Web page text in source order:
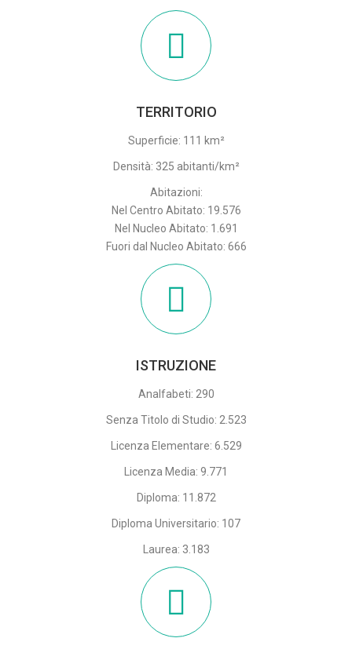
TERRITORIO
Superficie: 111 km²
Densità: 325 abitanti/km²
Abitazioni:
Nel Centro Abitato: 19.576
Nel Nucleo Abitato: 1.691
Fuori dal Nucleo Abitato: 666
ISTRUZIONE
Analfabeti: 290
Senza Titolo di Studio: 2.523
Licenza Elementare: 6.529
Licenza Media: 9.771
Diploma: 11.872
Diploma Universitario: 107
Laurea: 3.183